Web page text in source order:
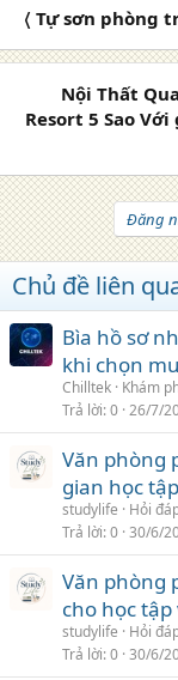
〈 Tự sơn phòng
Nội Thất
Resort 5 Sao
Đăng
Chủ đề liên
Bìa hồ sơ
khi chọn
Chilltek Khám
Trả lời 0 26/7/
Văn phòng
gian học
studylife
Hỏi
Trả lời 0 30/6/
Văn phòng
cho học
studylife
Hỏi
Trả lời 0 30/6/